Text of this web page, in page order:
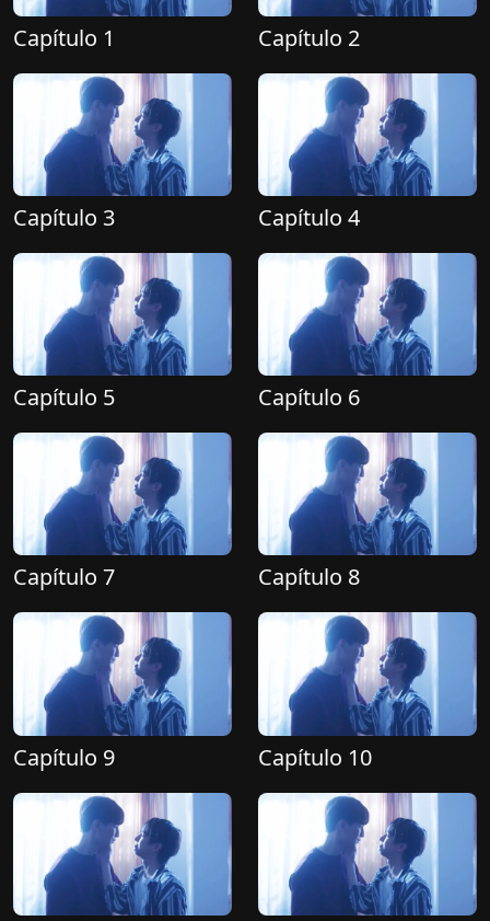
Capítulo 1 Capítulo 2
Capítulo 3 Capítulo 4
Capítulo 5 Capítulo 6
Capítulo 7 Capítulo 8
Capítulo 9 Capítulo 10